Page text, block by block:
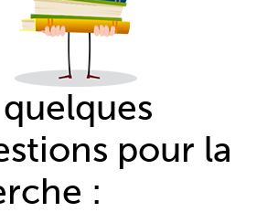
pour la
: